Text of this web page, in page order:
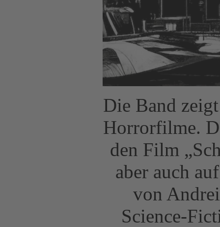
Die Band
Horrorfilme.
den Film
aber auch
von
Science-